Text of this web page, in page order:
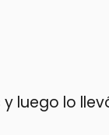
luego lo